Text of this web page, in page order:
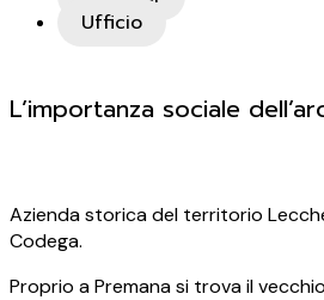
Ufficio
L’importanza sociale
Azienda storica del territorio
Codega.
Proprio a Premana si trova il